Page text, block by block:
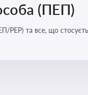
(ПЕП)
PEP) та все, що